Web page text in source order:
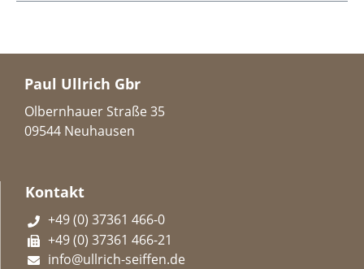
Paul Ullrich Gbr
Olbernhauer Straße 35
09544 Neuhausen
Kontakt
+49 (0) 37361 466-0
+49 (0) 37361 466-21
info@ullrich-seiffen.de